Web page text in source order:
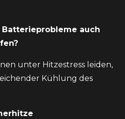
auch
unter Hitzestress leiden,
Kühlung des